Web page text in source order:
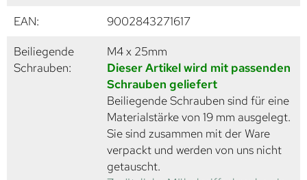
EAN:
9002843271617
Beiliegende
Schrauben:
M4 x 25mm
Dieser Artikel wird mit passenden
Schrauben geliefert
Beiliegende Schrauben sind für eine
Materialstärke von 19 mm ausgelegt.
Sie sind zusammen mit der Ware
verpackt und werden von uns nicht
getauscht.